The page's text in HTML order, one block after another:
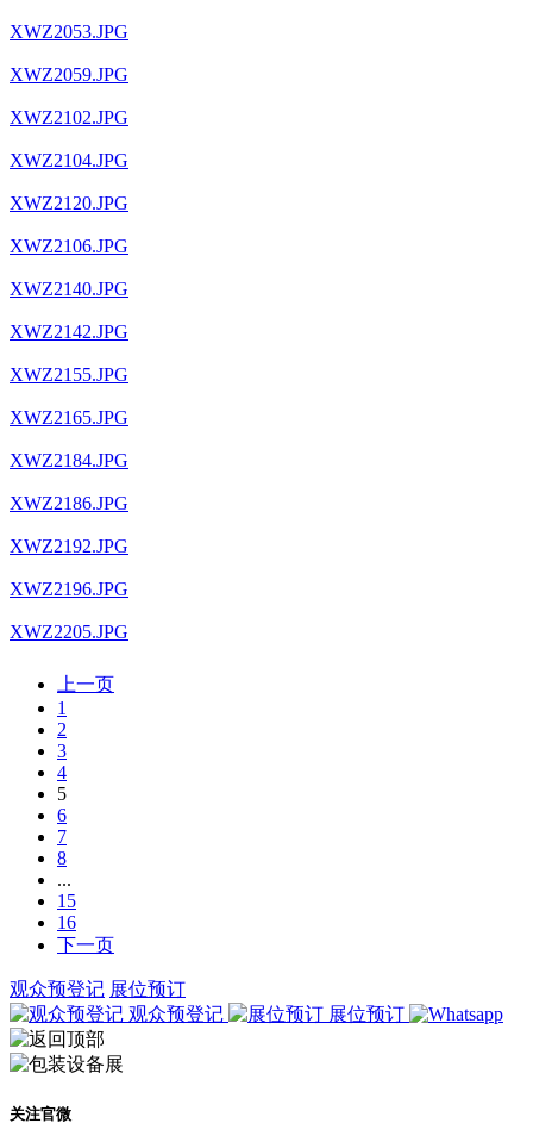
XWZ2053.JPG
XWZ2059.JPG
XWZ2102.JPG
XWZ2104.JPG
XWZ2120.JPG
XWZ2106.JPG
XWZ2140.JPG
XWZ2142.JPG
XWZ2155.JPG
XWZ2165.JPG
XWZ2184.JPG
XWZ2186.JPG
XWZ2192.JPG
XWZ2196.JPG
XWZ2205.JPG
上一页
1
2
3
4
5
6
7
8
...
15
16
下一页
观众预登记 展位预订
观众预登记
展位预订
关注官微